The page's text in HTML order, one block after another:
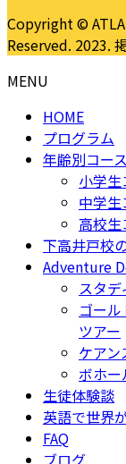
Copyright ©
Reserved. 2023.
MENU
HOME
プログラム
年齢別コー
小学生
中学生
高校生
下高井戸校
Adventure
スタデ
ゴー
ツアー
ケアン
ボホ
生徒体験談
英語で世界
FAQ
ブログ